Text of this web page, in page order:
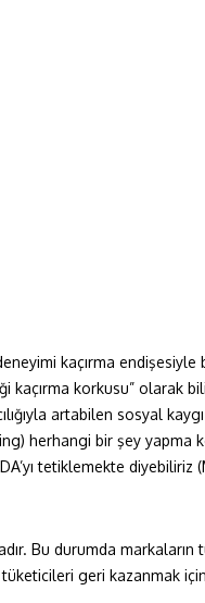
kaçırma
kaçırma korkusu” olarak
artabilen sosyal
herhangi bir şey yapma
tetiklemekte diyebiliriz
Bu durumda
geri kazanmak